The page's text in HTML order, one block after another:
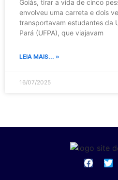
Goiás, tirar a vida de cinco
envolveu uma carreta e dois
transportavam estudantes da
Pará (UFPA), que viajavam
LEIA MAIS... »
16/07/2025